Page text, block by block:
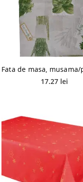
17.27 lei